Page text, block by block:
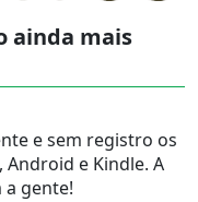
ainda mais
e sem registro os
e Kindle. A
gente!